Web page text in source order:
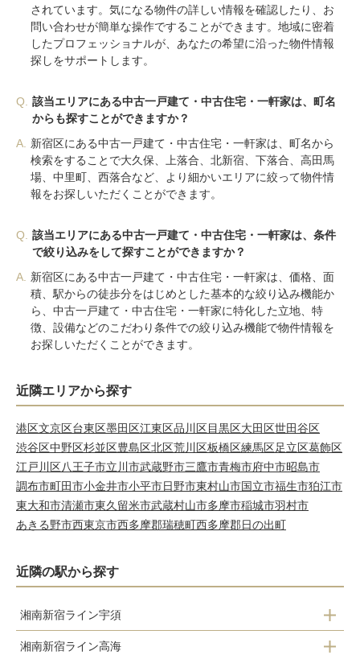
されています。気になる物件の詳しい情報を確認したり、お
問い合わせが簡単な操作ですることができます。地域に密着
したプロフェッショナルが、あなたの希望に沿った物件情報
探しをサポートします。
Q.
該当エリアにある中古一戸建て・中古住宅・一軒家は、町名
からも探すことができますか？
A.
新宿区にある中古一戸建て・中古住宅・一軒家は、町名から
検索をすることで大久保、上落合、北新宿、下落合、高田馬
場、中里町、西落合など、より細かいエリアに絞って物件情
報をお探しいただくことができます。
Q.
該当エリアにある中古一戸建て・中古住宅・一軒家は、条件
で絞り込みをして探すことができますか？
A.
新宿区にある中古一戸建て・中古住宅・一軒家は、価格、面
積、駅からの徒歩分をはじめとした基本的な絞り込み機能か
ら、中古一戸建て・中古住宅・一軒家に特化した立地、特
徴、設備などのこだわり条件での絞り込み機能で物件情報を
お探しいただくことができます。
近隣エリアから探す
港区文京区台東区墨田区江東区品川区目黒区大田区世田谷区
渋谷区中野区杉並区豊島区北区荒川区板橋区練馬区足立区葛飾区
江戸川区八王子市立川市武蔵野市三鷹市青梅市府中市昭島市
調布市町田市小金井市小平市日野市東村山市国立市福生市狛江市
東大和市清瀬市東久留米市武蔵村山市多摩市稲城市羽村市
あきる野市西東京市西多摩郡瑞穂町西多摩郡日の出町
近隣の駅から探す
湘南新宿ライン宇須
新宿駅
湘南新宿ライン高海